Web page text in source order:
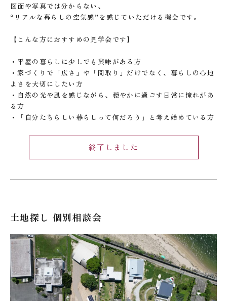
図面や写真では分からない、
“リアルな暮らしの空気感”を感じていただける機会です。
【こんな方におすすめの見学会です】
・平屋の暮らしに少しでも興味がある方
・家づくりで「広さ」や「間取り」だけでなく、暮らしの心地
よさを大切にしたい方
・自然の光や風を感じながら、穏やかに過ごす日常に憧れがあ
る方
・「自分たちらしい暮らしって何だろう」と考え始めている方
終了しました
土地探し 個別相談会